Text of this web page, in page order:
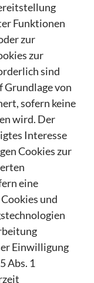
Funktionen
zur
zur
sind
Grundlage von
sofern keine
wird. Der
Interesse
Cookies zur
eine
und
Einwilligung
Abs. 1